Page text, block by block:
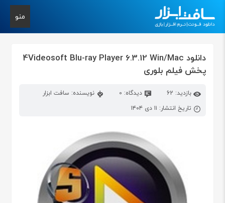
منو
دانلود 4Videosoft Blu-ray Player 6.3.12 Win/Mac
پخش فیلم بلوری
بازدید: 62 دیدگاه: 0
نویسنده: سافت ابزار
تاریخ انتشار: ۱۱ دی ۱۴۰۴